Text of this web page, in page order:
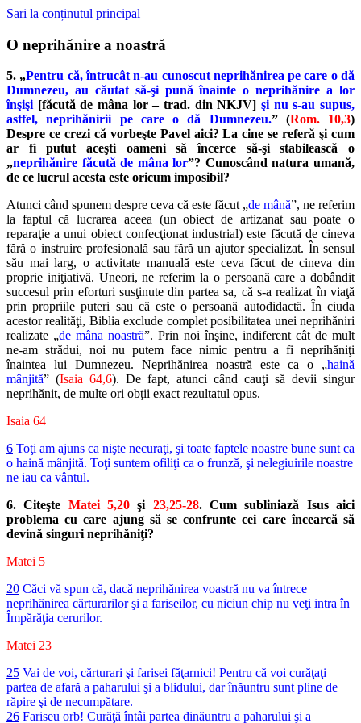
Sari la conținutul principal
O neprihănire a noastră
5. „Pentru că, întrucât n-au cunoscut neprihănirea pe care o dă
Dumnezeu, au căutat să-şi pună înainte o neprihănire a lor
înşişi[făcută de mâna lor – trad. din NKJV] şi nu s-au supus,
astfel, neprihănirii pe care o dă Dumnezeu.” (Rom. 10,3)
Despre ce crezi că vorbeşte Pavel aici? La cine se referă şi cum
ar fi putut aceşti oameni să încerce să-şi stabilească o
„neprihănire făcută de mâna lor”? Cunoscând natura umană,
de ce lucrul acesta este oricum imposibil?
Atunci când spunem despre ceva că este făcut „de mână”, ne referim
la faptul că lucrarea aceea (un obiect de artizanat sau poate o
reparaţie a unui obiect confecţionat industrial) este făcută de cineva
fără o instruire profesională sau fără un ajutor specializat. În sensul
său mai larg, o activitate manuală este ceva făcut de cineva din
proprie iniţiativă. Uneori, ne referim la o persoană care a dobândit
succesul prin eforturi susţinute din partea sa, că s-a realizat în viaţă
prin propriile puteri sau că este o persoană autodidactă. În ciuda
acestor realităţi, Biblia exclude complet posibilitatea unei neprihăniri
realizate „de mâna noastră”. Prin noi înşine, indiferent cât de mult
ne-am strădui, noi nu putem face nimic pentru a fi neprihăniţi
înaintea lui Dumnezeu. Neprihănirea noastră este ca o „haină
mânjită” (Isaia 64,6). De fapt, atunci când cauţi să devii singur
neprihănit, de multe ori obţii exact rezultatul opus.
Isaia 64
6 Toţi am ajuns ca nişte necuraţi, şi toate faptele noastre bune sunt ca
o haină mânjită. Toţi suntem ofiliţi ca o frunză, şi nelegiuirile noastre
ne iau ca vântul.
6. Citeşte Matei 5,20 şi 23,25-28. Cum subliniază Isus aici
problema cu care ajung să se confrunte cei care încearcă să
devină singuri neprihăniţi?
Matei 5
20 Căci vă spun că, dacă neprihănirea voastră nu va întrece
neprihănirea cărturarilor şi a fariseilor, cu niciun chip nu veţi intra în
Împărăţia cerurilor.
Matei 23
25 Vai de voi, cărturari şi farisei făţarnici! Pentru că voi curăţaţi
partea de afară a paharului şi a blidului, dar înăuntru sunt pline de
răpire şi de necumpătare.
26 Fariseu orb! Curăţă întâi partea dinăuntru a paharului şi a